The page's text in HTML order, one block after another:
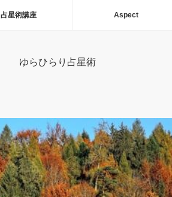
占星術講座 Aspect
ゆらひらり占星術